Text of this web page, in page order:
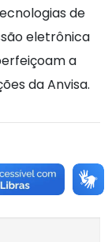
de
eletrônica
a
da Anvisa.